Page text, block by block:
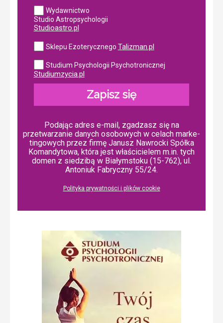
Wydawnictwo
Studio Astropsychologii
Studioastro.pl
Sklepu Ezoterycznego Talizman.pl
Studium Psychologii Psychotronicznej
Studiumzycia.pl
Zapisz się
Podając adres e-mail, zgadzasz się na
przetwarzanie danych osobowych w ce­lach mar­ke­
tin­go­wych przez firmę Janusz Nawrocki Spółka
Komandytowa, która jest właścicielem m.in. tych
domen z siedzibą w Białymstoku (15-762), ul.
Antoniuk Fabryczny 55/24.
Polityka prywatności i plików cookie